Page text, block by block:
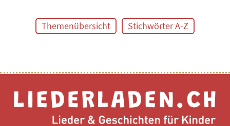
Themenübersicht Stichwörter A-Z